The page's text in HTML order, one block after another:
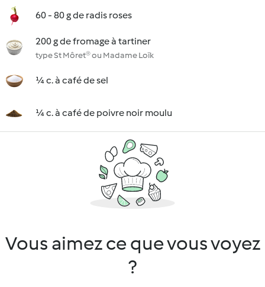
60 - 80 g de radis roses
200 g de fromage à tartiner
type St Môret® ou Madame Loïk
¼ c. à café de sel
¼ c. à café de poivre noir moulu
Vous aimez ce que vous voyez
?